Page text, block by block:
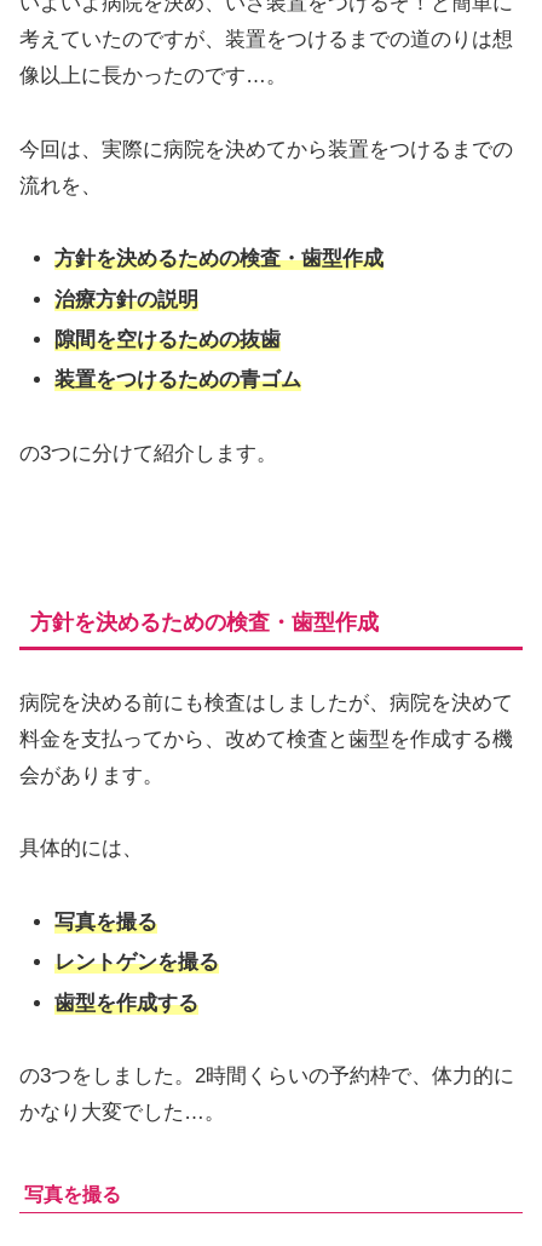
考えていたのですが、装置をつけるまでの道のりは想
像以上に長かったのです…。
今回は、実際に病院を決めてから装置をつけるまでの
流れを、
方針を決めるための検査・歯型作成
治療方針の説明
隙間を空けるための抜歯
装置をつけるための青ゴム
の3つに分けて紹介します。
方針を決めるための検査・歯型作成
病院を決める前にも検査はしましたが、病院を決めて
料金を支払ってから、改めて検査と歯型を作成する機
会があります。
具体的には、
写真を撮る
レントゲンを撮る
歯型を作成する
の3つをしました。2時間くらいの予約枠で、体力的に
かなり大変でした…。
写真を撮る